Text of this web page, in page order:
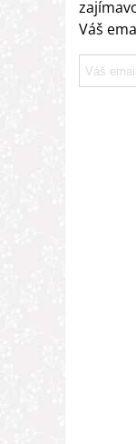
Váš